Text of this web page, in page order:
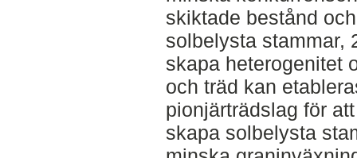
skiktade bestånd
solbelysta stammar,
skapa heterogenitet
och träd kan
pionjärträdslag för
skapa solbelysta